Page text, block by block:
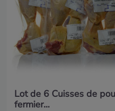
Lot de 6 Cuisses de
fermier...